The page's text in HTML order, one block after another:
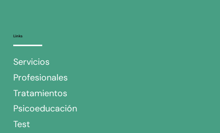
Links
Servicios
Profesionales
Tratamientos
Psicoeducación
Test